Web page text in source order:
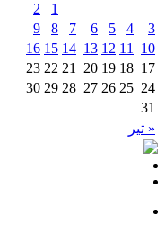
« تیر
22
23
24
25
26
27
28
29
30
31